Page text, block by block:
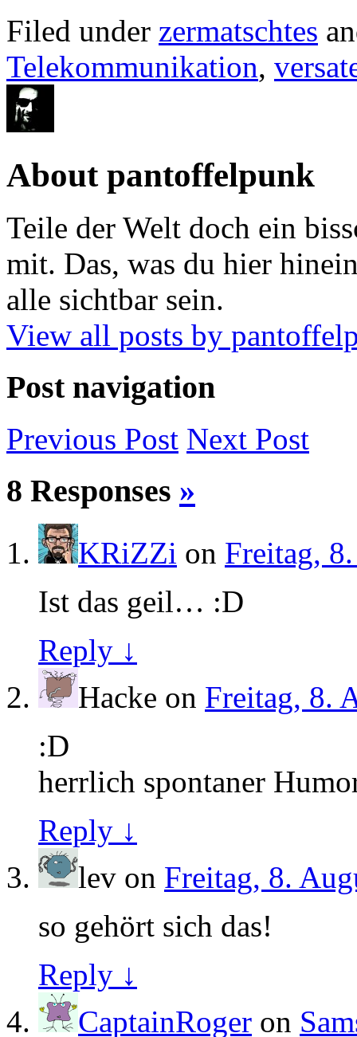
Filed under zermatschtes
Telekommunikation,
About pantoffelpunk
Teile der Welt doch ein
mit. Das, was du hier
alle sichtbar sein.
View all posts by
Post navigation
Previous Post Next Post
8 Responses »
KRiZZi on Freitag,
Ist das geil… :D
Reply ↓
Hacke on Freitag, 8.
:D
herrlich spontaner
Reply ↓
lev on Freitag, 8.
so gehört sich das!
Reply ↓
CaptainRoger on